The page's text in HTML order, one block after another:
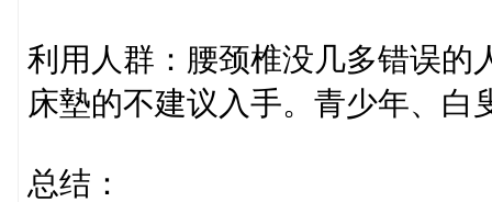
利用人群：腰颈椎没几多错误的
床墊的不建议入手。青少年、白
总结：